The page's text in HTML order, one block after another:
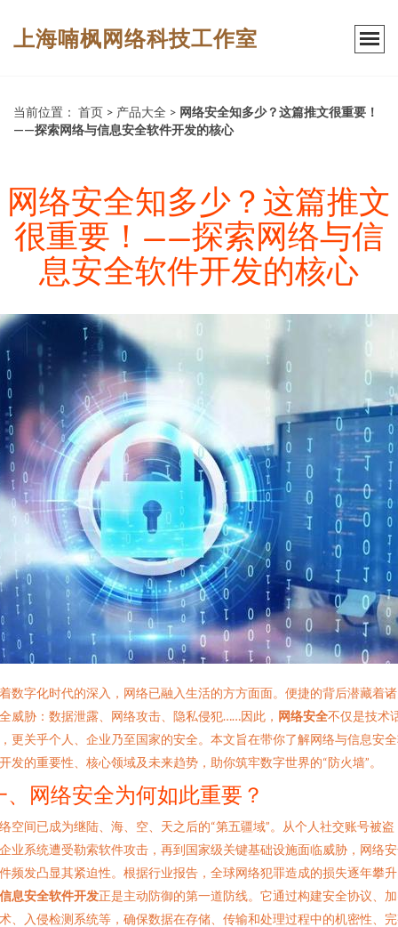
上海喃枫网络科技工作室
当前位置： 首页 > 产品大全 > 网络安全知多少？这篇推文很重要！
——探索网络与信息安全软件开发的核心
网络安全知多少？这篇推文
很重要！——探索网络与信
息安全软件开发的核心
数字化时代的深入，网络已融入生活的方方面面。便捷的背后潜藏着
威胁：数据泄露、网络攻击、隐私侵犯……因此， 网络安全不仅是技术
更关乎个人、企业乃至国家的安全。本文旨在带你了解网络与信息安
发的重要性、核心领域及未来趋势，助你筑牢数字世界的“防火墙”。
、网络安全为何如此重要？
空间已成为继陆、海、空、天之后的“第五疆域”。从个人社交账号被盗
业系统遭受勒索软件攻击，再到国家级关键基础设施面临威胁，网络
频发凸显其紧迫性。根据行业报告，全球网络犯罪造成的损失逐年攀
信息安全软件开发正是主动防御的第一道防线。它通过构建安全协议、
、入侵检测系统等，确保数据在存储、传输和处理过程中的机密性、